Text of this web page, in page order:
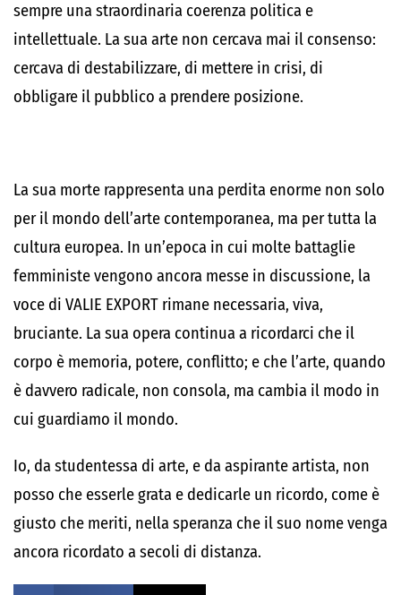
sempre una straordinaria coerenza politica e
intellettuale. La sua arte non cercava mai il consenso:
cercava di destabilizzare, di mettere in crisi, di
obbligare il pubblico a prendere posizione.
La sua morte rappresenta una perdita enorme non solo
per il mondo dell’arte contemporanea, ma per tutta la
cultura europea. In un’epoca in cui molte battaglie
femministe vengono ancora messe in discussione, la
voce di VALIE EXPORT rimane necessaria, viva,
bruciante. La sua opera continua a ricordarci che il
corpo è memoria, potere, conflitto; e che l’arte, quando
è davvero radicale, non consola, ma cambia il modo in
cui guardiamo il mondo.
Io, da studentessa di arte, e da aspirante artista, non
posso che esserle grata e dedicarle un ricordo, come è
giusto che meriti, nella speranza che il suo nome venga
ancora ricordato a secoli di distanza.